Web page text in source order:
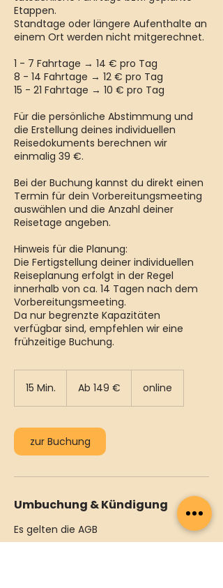
Etappen.
Standtage oder längere Aufenthalte an
einem Ort werden nicht mitgerechnet.
1 - 7 Fahrtage → 14 € pro Tag
8 - 14 Fahrtage → 12 € pro Tag
15 - 21 Fahrtage → 10 € pro Tag
Für die persönliche Abstimmung und
die Erstellung deines individuellen
Reisedokuments berechnen wir
einmalig 39 €.
Bei der Buchung kannst du direkt einen
Termin für dein Vorbereitungsmeeting
auswählen und die Anzahl deiner
Reisetage angeben.
Hinweis für die Planung:
Die Fertigstellung deiner individuellen
Reiseplanung erfolgt in der Regel
innerhalb von ca. 14 Tagen nach dem
Vorbereitungsmeeting.
Da nur begrenzte Kapazitäten
verfügbar sind, empfehlen wir eine
frühzeitige Buchung.
15 Min.
i
n
.
EuroAb 149 € online
zur Buchung
Umbuchung & Kündigung
Es gelten die AGB